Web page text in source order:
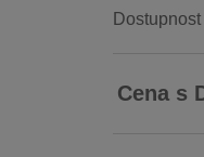
Cena s